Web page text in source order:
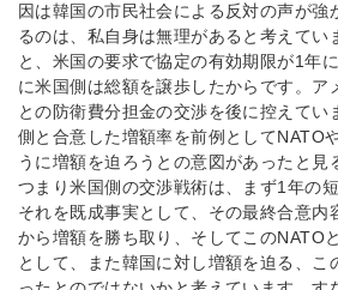
因は韓国の市民社会による反対の声が強
るのは、私自身は無理があると考えてい
と、米国の要求で協定の有効期限が1年
に米国側は総額を譲歩したからです。ア
との防衛費分担金の交渉を後に控えてい
側と合意した増額率を前例としてNATO
うに増額を迫ろうとの意図があったと見
つまり米国側の交渉戦術は、まず1年の
それを既成事実として、その最終合意内
から増額を勝ち取り、そしてこのNATO
として、また韓国に対し増額を迫る、こ